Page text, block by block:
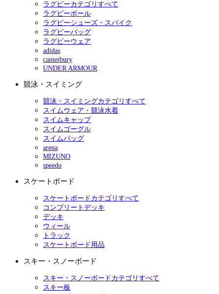
ラグビーカテゴリすべて
ラグビーボール
ラグビーシューズ・スパイク
ラグビーバッグ
ラグビーウェア
adidas
canterbury
UNDER ARMOUR
競泳・スイミング
競泳・スイミングカテゴリすべて
スイムウェア・競泳水着
スイムキャップ
スイムゴーグル
スイムバッグ
arena
MIZUNO
speedo
スケートボード
スケートボードカテゴリすべて
コンプリートデッキ
デッキ
ウィール
トラック
スケートボード用品
スキー・スノーボード
スキー・スノーボードカテゴリすべて
スキー板